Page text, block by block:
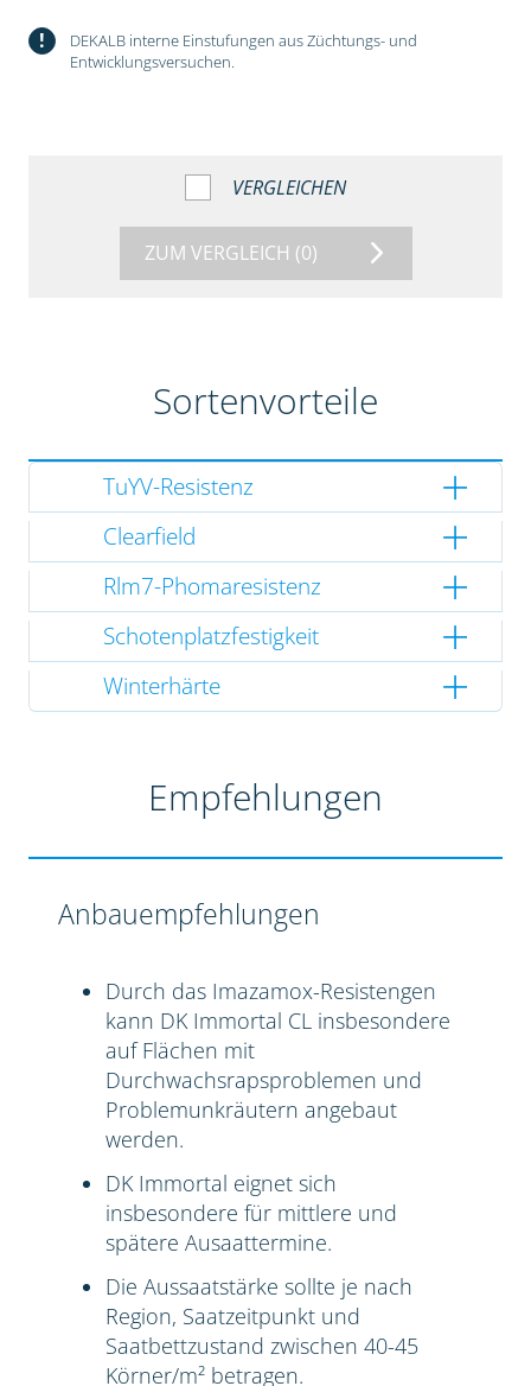
!
DEKALB interne Einstufungen aus Züchtungs- und
Entwicklungsversuchen.
VERGLEICHEN
ZUM VERGLEICH (0)
Sortenvorteile
TuYV-Resistenz
Clearfield
Rlm7-Phomaresistenz
Schotenplatzfestigkeit
Winterhärte
Empfehlungen
Anbauempfehlungen
Durch das Imazamox-Resistengen
kann DK Immortal CL insbesondere
auf Flächen mit
Durchwachsrapsproblemen und
Problemunkräutern angebaut
werden.
DK Immortal eignet sich
insbesondere für mittlere und
spätere Ausaattermine.
Die Aussaatstärke sollte je nach
Region, Saatzeitpunkt und
Saatbettzustand zwischen 40-45
Körner/m² betragen.